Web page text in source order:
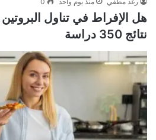
هل الإفراط في تناول
نتائج 350 دراسة